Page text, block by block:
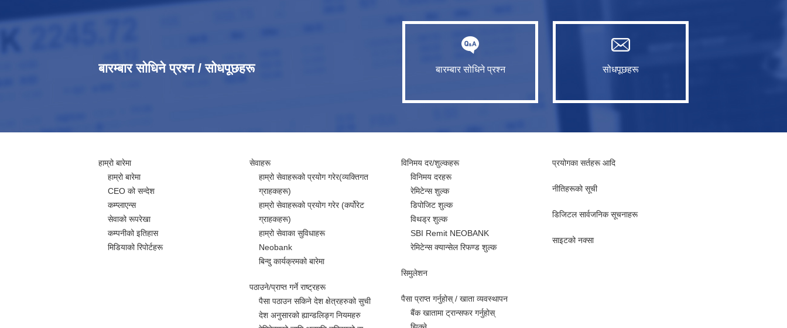
बारम्बार सोधिने प्रश्न / सोधपूछहरू बारम्बार सोधिने प्रश्न सोधपूछहरू
हाम्रो बारेमा
हाम्रो बारेमा
CEO को सन्देश
कम्प्लाएन्स
सेवाको रूपरेखा
कम्पनीको इतिहास
मिडियाको रिपोर्टहरू
सेवाहरू
हाम्रो सेवाहरूको प्रयोग गरेर(व्यक्तिगत
ग्राहकहरू)
हाम्रो सेवाहरूको प्रयोग गरेर (कर्पोरेट
ग्राहकहरू)
हाम्रो सेवाका सुविधाहरू
Neobank
बिन्दु कार्यक्रमको बारेमा
पठाउने/प्राप्त गर्ने राष्ट्रहरू
पैसा पठाउन सकिने देश क्षेत्रहरुको सुची
देश अनुसारको ह्यान्डलिङ्ग नियमहरु
विनिमय दर/शुल्कहरू
विनिमय दरहरू
रेमिटेन्स शुल्क
डिपोजिट शुल्क
विथड्र शुल्क
SBI Remit NEOBANK
रेमिटेन्स क्यान्सेल रिफण्ड शुल्क
सिमुलेशन
पैसा प्राप्त गर्नुहोस् / खाता व्यवस्थापन
बैंक खातामा ट्रान्सफर गर्नुहोस्
प्रयोगका सर्तहरू आदि
नीतिहरूको सूची
​​डिजिटल सार्वजनिक सूचनाहरू
साइटको नक्सा